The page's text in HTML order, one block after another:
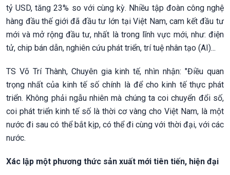
tỷ USD, tăng 23% so với cùng kỳ. Nhiều tập đoàn công nghệ
hàng đầu thế giới đã đầu tư lớn tại Việt Nam, cam kết đầu tư
mới và mở rộng đầu tư, nhất là trong lĩnh vực mới, như: điện
tử, chip bán dẫn, nghiên cứu phát triển, trí tuệ nhân tạo (AI)...
TS Võ Trí Thành, Chuyên gia kinh tế, nhìn nhận: "Điều quan
trọng nhất của kinh tế số chính là để cho kinh tế thực phát
triển. Không phải ngẫu nhiên mà chúng ta coi chuyển đổi số,
coi phát triển kinh tế số là thời cơ vàng cho Việt Nam, là một
nước đi sau có thể bắt kịp, có thể đi cùng với thời đại, với các
nước.
Xác lập một phương thức sản xuất mới tiên tiến, hiện đại